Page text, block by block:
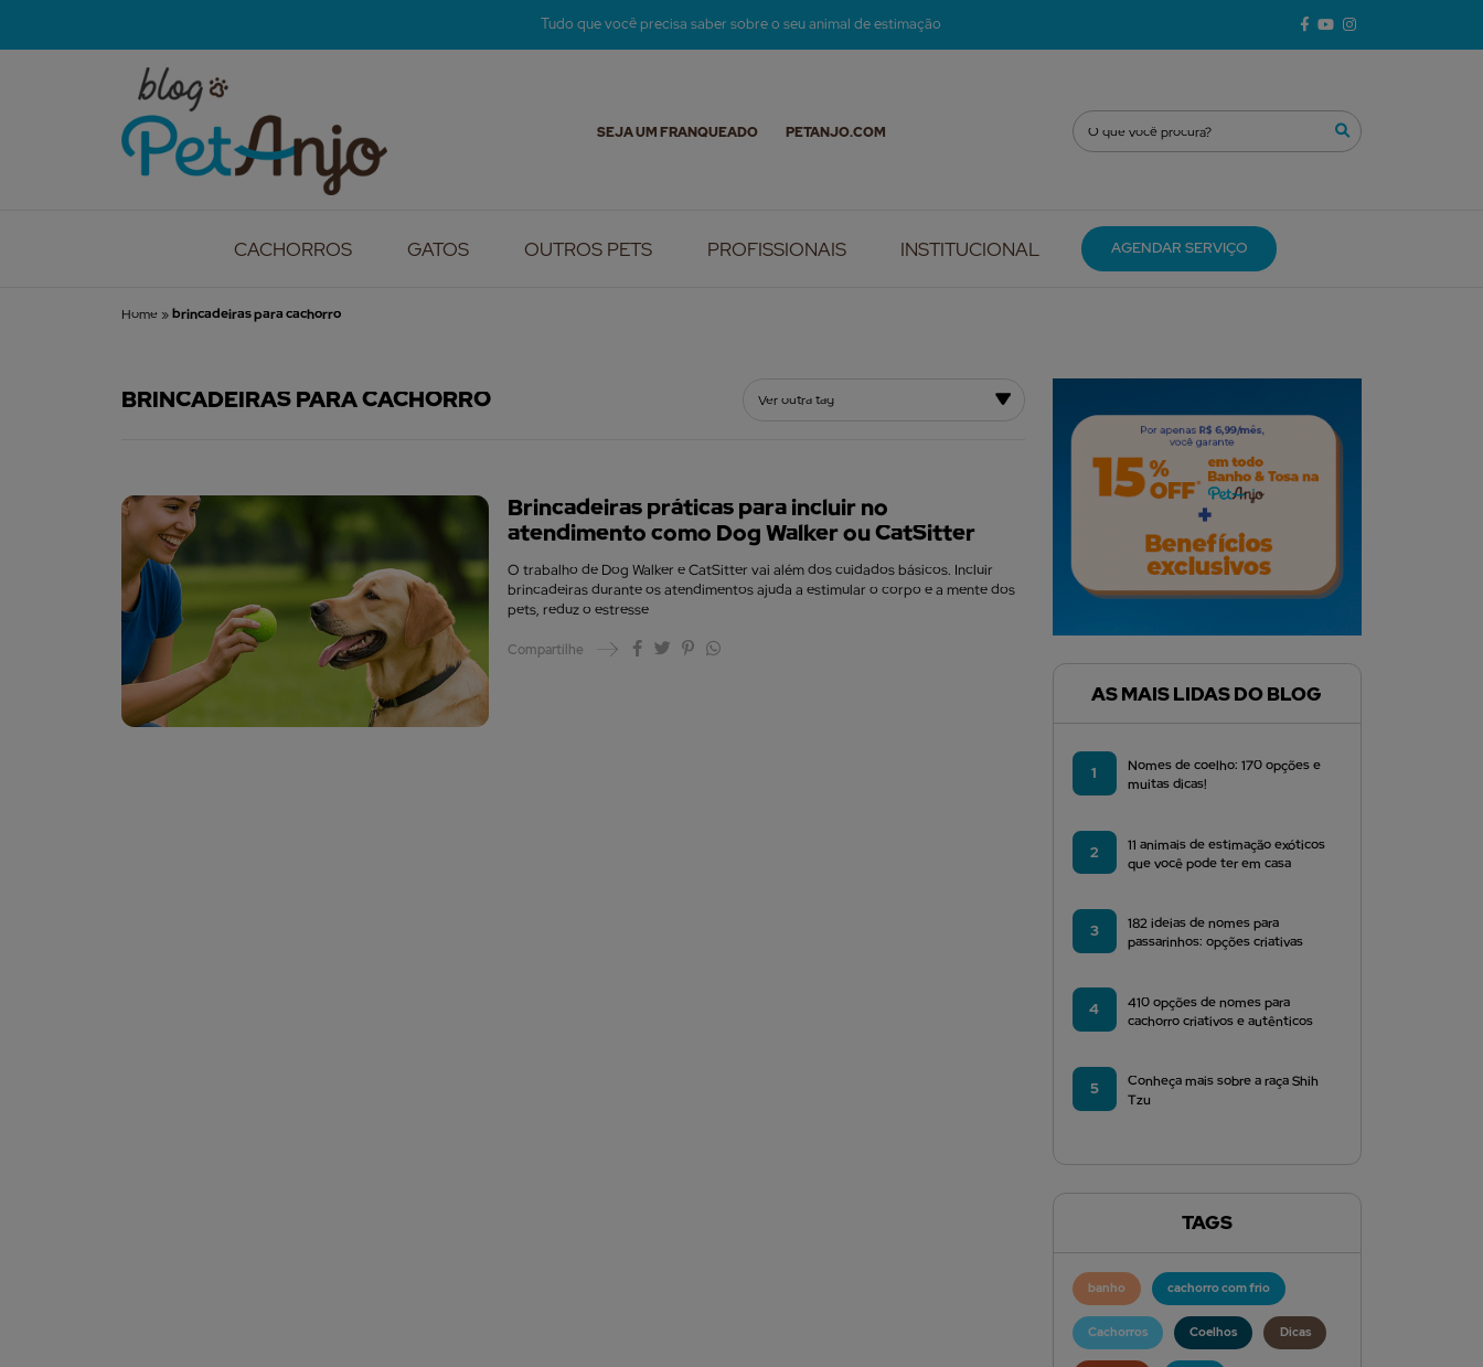
Tudo que você precisa saber sobre o seu animal de estimação
SEJA UM FRANQUEADO PETANJO.COM
CACHORROS GATOS OUTROS PETS PROFISSIONAIS INSTITUCIONAL AGENDAR SERVIÇO
Home »brincadeiras para cachorro
BRINCADEIRAS PARA CACHORRO
Brincadeiras práticas para incluir no
atendimento como Dog Walker ou CatSitter
O trabalho de Dog Walker e CatSitter vai além dos cuidados básicos. Incluir
brincadeiras durante os atendimentos ajuda a estimular o corpo e a mente dos
pets, reduz o estresse
Compartilhe
AS MAIS LIDAS DO BLOG
1
Nomes de coelho: 170 opções e
muitas dicas!
2
11 animais de estimação exóticos
que você pode ter em casa
3
182 ideias de nomes para
passarinhos: opções criativas
4
410 opções de nomes para
cachorro criativos e autênticos
5
Conheça mais sobre a raça Shih
Tzu
TAGS
banho cachorro com frio
Cachorros Coelhos Dicas